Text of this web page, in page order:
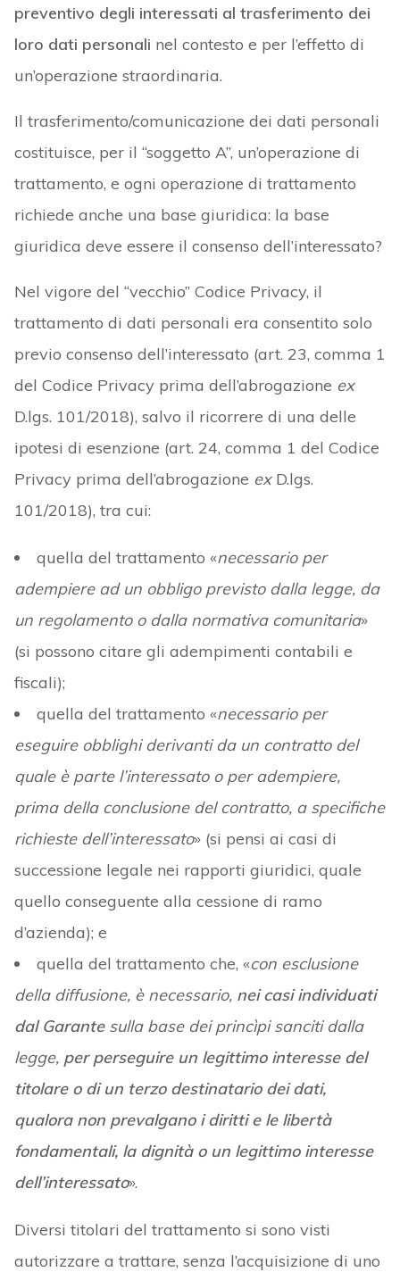
preventivo degli interessati al trasferimento dei
loro dati personali nel contesto e per l’effetto di
un’operazione straordinaria.
Il trasferimento/comunicazione dei dati personali
costituisce, per il “soggetto A”, un’operazione di
trattamento, e ogni operazione di trattamento
richiede anche una base giuridica: la base
giuridica deve essere il consenso dell’interessato?
Nel vigore del “vecchio” Codice Privacy, il
trattamento di dati personali era consentito solo
previo consenso dell’interessato (art. 23, comma 1
del Codice Privacy prima dell’abrogazione ex
D.lgs. 101/2018), salvo il ricorrere di una delle
ipotesi di esenzione (art. 24, comma 1 del Codice
Privacy prima dell’abrogazione exD.lgs.
101/2018), tra cui:
quella del trattamento «necessario per
adempiere ad un obbligo previsto dalla legge, da
un regolamento o dalla normativa comunitaria»
(si possono citare gli adempimenti contabili e
fiscali);
quella del trattamento «necessario per
eseguire obblighi derivanti da un contratto del
quale è parte l’interessato o per adempiere,
prima della conclusione del contratto, a specifiche
richieste dell’interessato» (si pensi ai casi di
successione legale nei rapporti giuridici, quale
quello conseguente alla cessione di ramo
d’azienda); e
quella del trattamento che, «con esclusione
della diffusione, è necessario, nei casi individuati
dal Garantesulla base dei princìpi sanciti dalla
legge, per perseguire un legittimo interesse del
titolare o di un terzo destinatario dei dati,
qualora non prevalgano i diritti e le libertà
fondamentali, la dignità o un legittimo interesse
dell’interessato».
Diversi titolari del trattamento si sono visti
autorizzare a trattare, senza l’acquisizione di uno